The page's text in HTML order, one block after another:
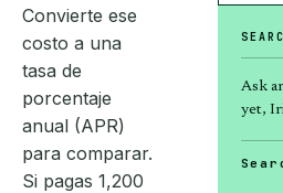
Convierte ese
costo a una
tasa de
porcentaje
anual (APR)
para comparar.
Si pagas 1,200
Ask
yet,